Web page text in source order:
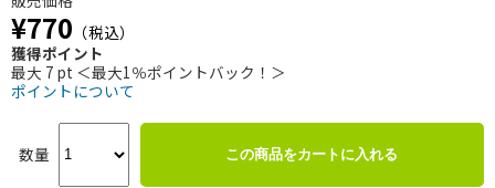
¥770 （税込）
獲得ポイント
最大 7 pt ＜最大1％ポイントバック！＞
ポイントについて
数量 この商品をカートに入れる